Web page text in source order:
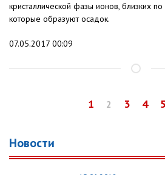
кристаллической фазы ионов, близких по
которые образуют осадок.
07.05.2017 00:09
1 2 3 4 5
Новости